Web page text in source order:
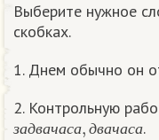
Выберите нужное
скобках.
1. Днем обычно он
2. Контрольную
з а д в а ч а с а два часа
за два часа,двач аса
.